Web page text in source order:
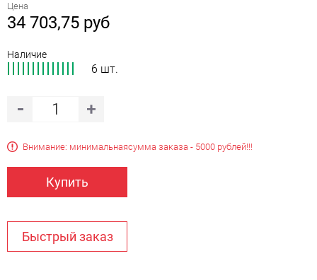
Цена
34 703,75 руб
Наличие
6 шт.
Внимание: минимальнаясумма заказа - 5000 рублей!!!
Купить
Быстрый заказ